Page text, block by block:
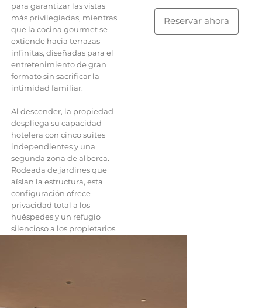
para garantizar las vistas
más privilegiadas, mientras
que la cocina gourmet se
extiende hacia terrazas
infinitas, diseñadas para el
entretenimiento de gran
formato sin sacrificar la
intimidad familiar.
Al descender, la propiedad
despliega su capacidad
hotelera con cinco suites
independientes y una
segunda zona de alberca.
Rodeada de jardines que
aíslan la estructura, esta
configuración ofrece
privacidad total a los
huéspedes y un refugio
silencioso a los propietarios.
Reservar ahora